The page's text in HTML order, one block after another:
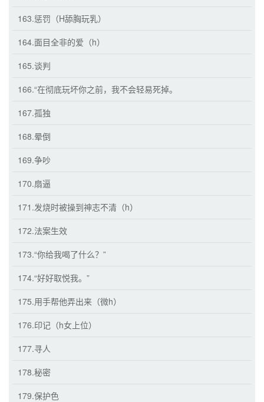
163.惩罚（H舔胸玩乳）
164.面目全非的爱（h）
165.谈判
166.“在彻底玩坏你之前，我不会轻易死掉。
167.孤独
168.晕倒
169.争吵
170.扇逼
171.发烧时被操到神志不清（h）
172.法案生效
173.“你给我喝了什么？”
174.“好好取悦我。”
175.用手帮他弄出来（微h）
176.印记（h女上位）
177.寻人
178.秘密
179.保护色